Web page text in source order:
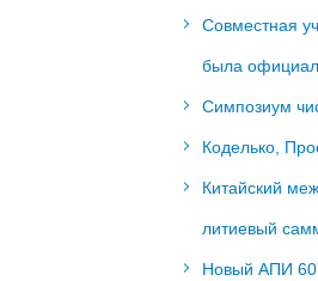
Совместная
была
Симпозиум
Коделько,
Китайский
литиевый
Новый АПИ